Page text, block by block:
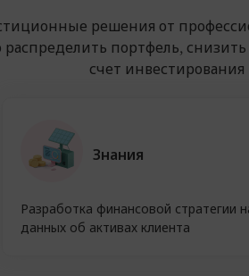
решения от
портфель, снизить
счет инвестирования
Знания
Разработка финансовой стратегии
данных об активах клиента